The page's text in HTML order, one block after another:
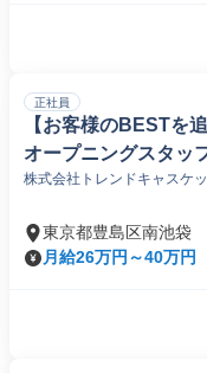
正社員
【お客様のBESTを
オープニングスタッ
株式会社トレンドキャスケ
東京都豊島区南池袋
月給26万円～40万円